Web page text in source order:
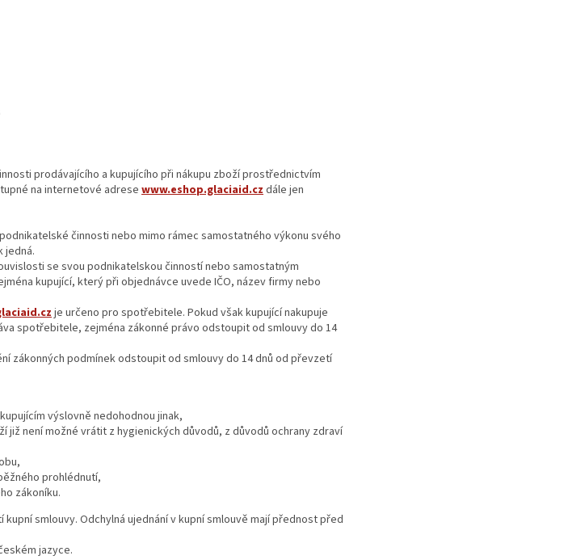
prodávajícího a kupujícího při nákupu zboží prostřednictvím
na internetové adrese www.eshop.glaciaid.czdále jen
činnosti nebo mimo rámec samostatného výkonu svého
jedná.
se svou podnikatelskou činností nebo samostatným
kupující, který při objednávce uvede IČO, název firmy nebo
je určeno pro spotřebitele. Pokud však kupující nakupuje
spotřebitele, zejména zákonné právo odstoupit od smlouvy do 14
zákonných podmínek odstoupit od smlouvy do 14 dnů od převzetí
výslovně nedohodnou jinak,
již není možné vrátit z hygienických důvodů, z důvodů ochrany zdraví
prohlédnutí,
zákoníku.
smlouvy. Odchylná ujednání v kupní smlouvě mají přednost před
jazyce.